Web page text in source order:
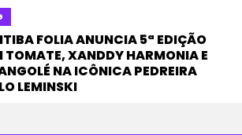
FOLIA ANUNCIA 5ª EDIÇÃO
TOMATE, XANDDY HARMONIA E
NA ICÔNICA PEDREIRA
LEMINSKI